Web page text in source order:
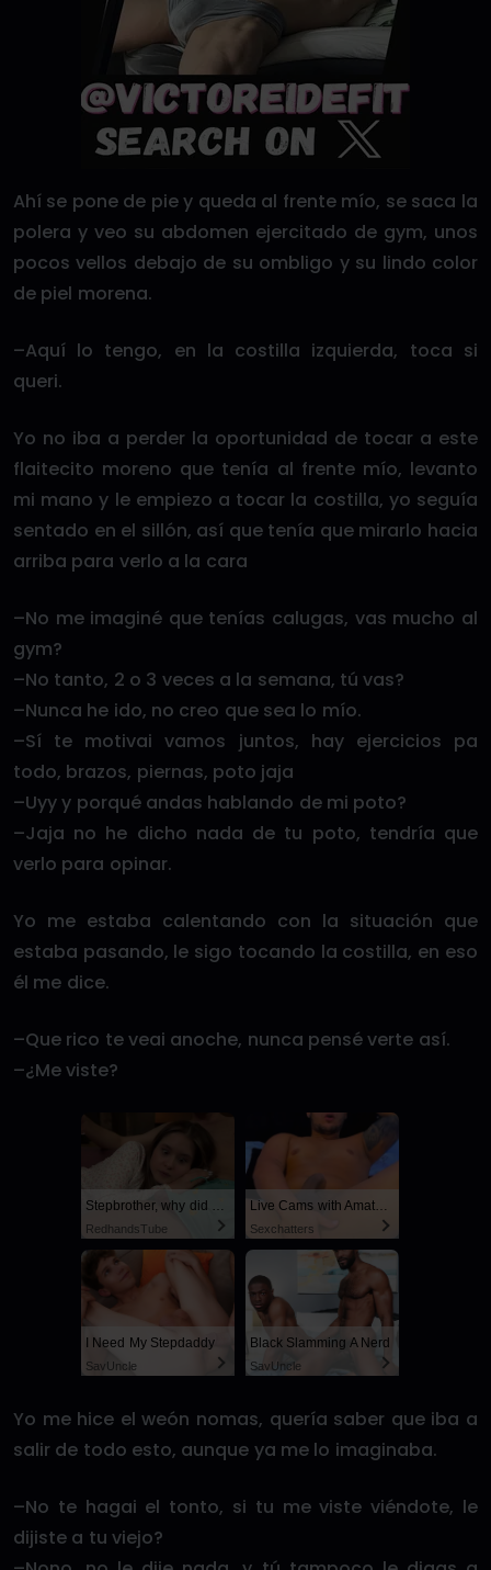
Ahí se pone de pie y queda al frente mío, se saca la
polera y veo su abdomen ejercitado de gym, unos
pocos vellos debajo de su ombligo y su lindo color
de piel morena.
–Aquí lo tengo, en la costilla izquierda, toca si
queri.
Yo no iba a perder la oportunidad de tocar a este
flaitecito moreno que tenía al frente mío, levanto
mi mano y le empiezo a tocar la costilla, yo seguía
sentado en el sillón, así que tenía que mirarlo hacia
arriba para verlo a la cara
–No me imaginé que tenías calugas, vas mucho al
gym?
–No tanto, 2 o 3 veces a la semana, tú vas?
–Nunca he ido, no creo que sea lo mío.
–Sí te motivai vamos juntos, hay ejercicios pa
todo, brazos, piernas, poto jaja
–Uyy y porqué andas hablando de mi poto?
–Jaja no he dicho nada de tu poto, tendría que
verlo para opinar.
Yo me estaba calentando con la situación que
estaba pasando, le sigo tocando la costilla, en eso
él me dice.
–Que rico te veai anoche, nunca pensé verte así.
–¿Me viste?
RedhandsTube
Live Cams with Amateur Men
Sexchatters
I Need My Stepdaddy
SayUncle
Black Slamming A Nerd
SayUncle
Yo me hice el weón nomas, quería saber que iba a
salir de todo esto, aunque ya me lo imaginaba.
–No te hagai el tonto, si tu me viste viéndote, le
dijiste a tu viejo?